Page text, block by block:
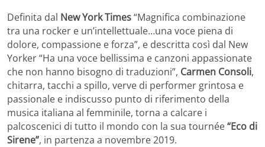
Definita dal New York Times“Magnifica combinazione
tra una rocker e un’intellettuale…una voce piena di
dolore, compassione e forza”, e descritta così dal New
Yorker “Ha una voce bellissima e canzoni appassionate
che non hanno bisogno di traduzioni”, Carmen Consoli,
chitarra, tacchi a spillo, verve di performer grintosa e
passionale e indiscusso punto di riferimento della
musica italiana al femminile, torna a calcare i
palcoscenici di tutto il mondo con la sua tournée“Eco di
Sirene”, in partenza a novembre 2019.